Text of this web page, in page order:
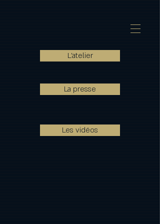
L'atelier
La presse
Les vidéos